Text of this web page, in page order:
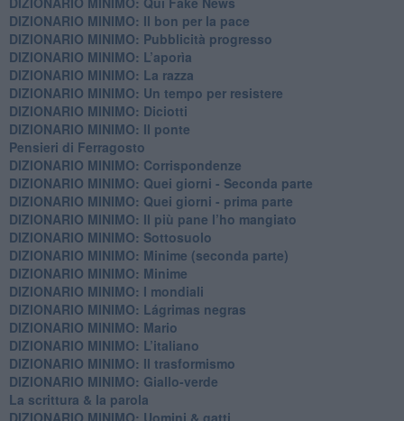
DIZIONARIO MINIMO: ​Il bon per la pace
DIZIONARIO MINIMO: Pubblicità progresso
DIZIONARIO MINIMO: L’aporìa
DIZIONARIO MINIMO: La razza
DIZIONARIO MINIMO: Un tempo per resistere
DIZIONARIO MINIMO: Diciotti
DIZIONARIO MINIMO: Il ponte
Pensieri di Ferragosto
DIZIONARIO MINIMO: Corrispondenze
DIZIONARIO MINIMO: Quei giorni - Seconda parte
DIZIONARIO MINIMO: Quei giorni - prima parte
DIZIONARIO MINIMO: Il più pane l’ho mangiato
DIZIONARIO MINIMO: Sottosuolo
DIZIONARIO MINIMO: Minime (seconda parte)
DIZIONARIO MINIMO: Minime
DIZIONARIO MINIMO: ​I mondiali
DIZIONARIO MINIMO: ​Lágrimas negras
DIZIONARIO MINIMO: Mario
DIZIONARIO MINIMO: L’italiano
DIZIONARIO MINIMO: Il trasformismo
DIZIONARIO MINIMO: Giallo-verde
La scrittura & la parola
​DIZIONARIO MINIMO: Uomini & gatti